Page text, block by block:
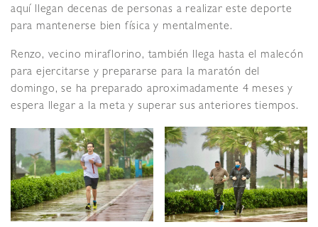
aquí llegan decenas de personas a realizar este deporte
para mantenerse bien física y mentalmente.
Renzo, vecino miraflorino, también llega hasta el malecón
para ejercitarse y prepararse para la maratón del
domingo, se ha preparado aproximadamente 4 meses y
espera llegar a la meta y superar sus anteriores tiempos.